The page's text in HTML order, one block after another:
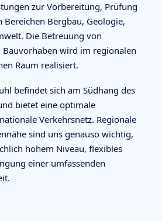
zur Vorbereitung, Prüfung
Bereichen Bergbau, Geologie,
Die Betreuung von
wird im regionalen
Raum realisiert.
befindet sich am Südhang des
bietet eine optimale
Verkehrsnetz. Regionale
sind uns genauso wichtig,
hohem Niveau, flexibles
einer umfassenden